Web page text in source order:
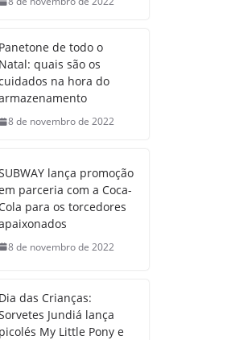
Panetone de todo o
Natal: quais são os
na hora do
8 de novembro de 2022
lança promoção
parceria com a Coca-
para os torcedores
8 de novembro de 2022
Dia das Crianças:
Jundiá lança
picolés My Little Pony e